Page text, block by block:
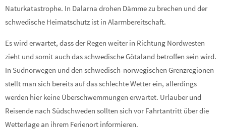
Naturkatastrophe. In Dalarna drohen Dämme zu brechen und der
schwedische Heimatschutz ist in Alarmbereitschaft.
Es wird erwartet, dass der Regen weiter in Richtung Nordwesten
zieht und somit auch das schwedische Götaland betroffen sein wird.
In Südnorwegen und den schwedisch-norwegischen Grenzregionen
stellt man sich bereits auf das schlechte Wetter ein, allerdings
werden hier keine Überschwemmungen erwartet. Urlauber und
Reisende nach Südschweden sollten sich vor Fahrtantritt über die
Wetterlage an ihrem Ferienort informieren.